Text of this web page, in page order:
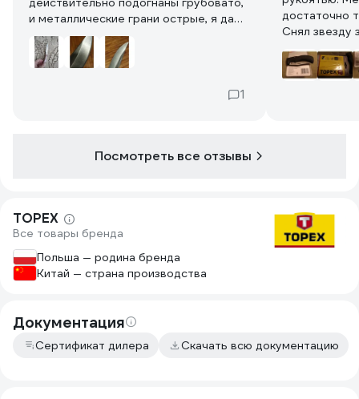
и металлические грани острые, я даже
их немного подшлифовал, а то руку
резали.
Марка стали лезвия и его твёрдость
от обработки. В целом – неплохой
1
достаточно
Снял звезду
100мм
Товара, а
выданного
Посмотреть все отзывы
TOPEX
Все товары бренда
Польша — родина бренда
Китай — страна производства
Документация
Сертификат дилера Скачать всю документацию